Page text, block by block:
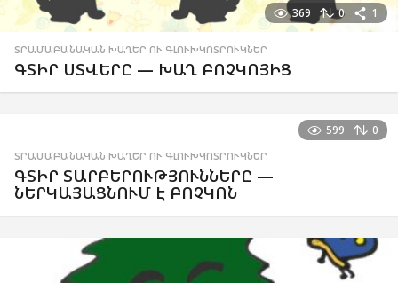
369 0 1
ՏՐԱՄԱԲԱՆԱԿԱՆ ԽԱՂԵՐ ՈՒ ԳԼՈՒԽԿՈՏՐՈՒԿՆԵՐ
ԳՏԻՐ ՍՏՎԵՐԸ — ԽԱՂ ԲՈՉԿՈՅԻՑ
599 0
ՏՐԱՄԱԲԱՆԱԿԱՆ ԽԱՂԵՐ ՈՒ ԳԼՈՒԽԿՈՏՐՈՒԿՆԵՐ
ԳՏԻՐ ՏԱՐԲԵՐՈՒԹՅՈՒՆՆԵՐԸ —
ՆԵՐԿԱՅԱՑՆՈՒՄ Է ԲՈՉԿՈՆ